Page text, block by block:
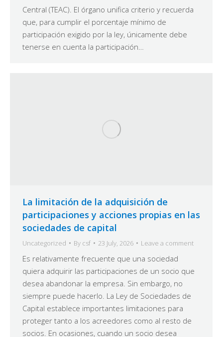
Central (TEAC). El órgano unifica criterio y recuerda
que, para cumplir el porcentaje mínimo de
participación exigido por la ley, únicamente debe
tenerse en cuenta la participación…
La limitación de la adquisición de
participaciones y acciones propias en las
sociedades de capital
Uncategorized By csf 23 July, 2026 Leave a comment
Es relativamente frecuente que una sociedad
quiera adquirir las participaciones de un socio que
desea abandonar la empresa. Sin embargo, no
siempre puede hacerlo. La Ley de Sociedades de
Capital establece importantes limitaciones para
proteger tanto a los acreedores como al resto de
socios. En ocasiones, cuando un socio desea